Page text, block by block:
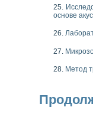
основе
Метод